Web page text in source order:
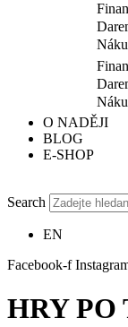
O NADĚJI
BLOG
E-SHOP
Search
EN
Facebook-f
HRY PO